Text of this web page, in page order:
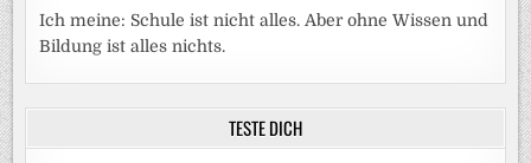
Ich meine: Schule ist nicht alles. Aber ohne Wissen und
Bildung ist alles nichts.
TESTE DICH